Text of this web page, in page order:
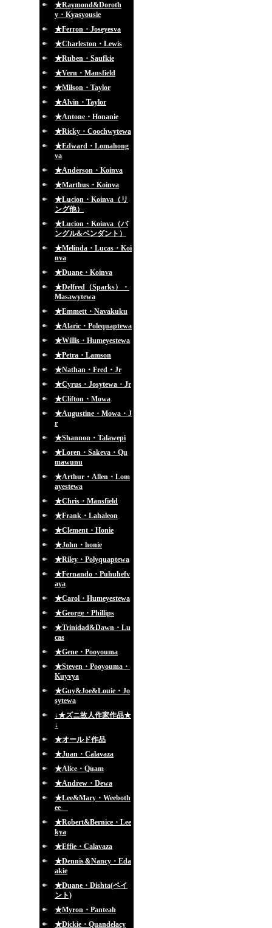
★Raymond&Doroth
y・Kyasyousie
★Ferron・Joseyesva
★Charleston・Lewis
★Ruben・Saufkie
★Vern・Mansfield
★Milson・Taylor
★Alvin・Taylor
★Antone・Honanie
★Ricky・Coochwytewa
★Edward・Lomahong
va
★Anderson・Koinva
★Marthus・Koinva
★Lucion・Koinva（リ
ング他）
★Lucion・Koinva（バ
ングル&ペンダント）
★Melinda・Lucas・Koi
nva
★Duane・Koinva
★Delfred（Sparks）・
Masawytewa
★Emmett・Navakuku
★Alaric・Polequaptewa
★Willis・Humeyestewa
★Petra・Lamson
★Nathan・Fred・Jr
★Cyrus・Josytewa・Jr
★Clifton・Mowa
★Augustine・Mowa・J
r
★Shannon・Talawepi
★Loren・Sakeva・Qu
mawunu
★Arthur・Allen・Lom
ayestewa
★Chris・Mansfield
★Frank・Lahaleon
★Clement・Honie
★John・honie
★Riley・Polyquaptewa
★Fernando・Puhuhefv
aya
★Carol・Humeyestewa
★George・Phillips
★Trinidad&Dawn・Lu
cas
★Gene・Pooyouma
★Steven・Pooyouma・
Kuyvya
★Guy&Joe&Louie・Jo
sytewa
↓★ズニ故人作家作品★
↓
★オールド作品
★Juan・Calavaza
★Alice・Quam
★Andrew・Dewa
★Lee&Mary・Weeboth
ee
★Robert&Bernice・Lee
kya
★Effie・Calavaza
★Dennis＆Nancy・Eda
akie
★Duane・Dishta(ペイ
ント)
★Myron・Panteah
★Dickie・Quandelacy